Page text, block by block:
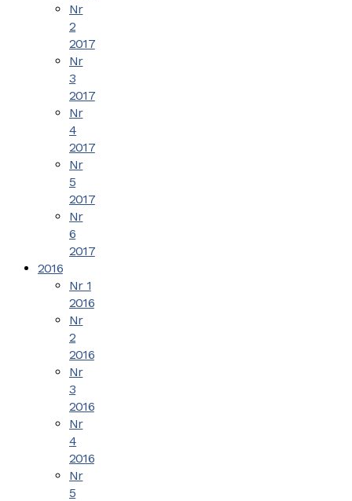
Nr
2
2017
Nr
3
2017
Nr
4
2017
Nr
5
2017
Nr
6
2017
2016
Nr 1
2016
Nr
2
2016
Nr
3
2016
Nr
4
2016
Nr
5